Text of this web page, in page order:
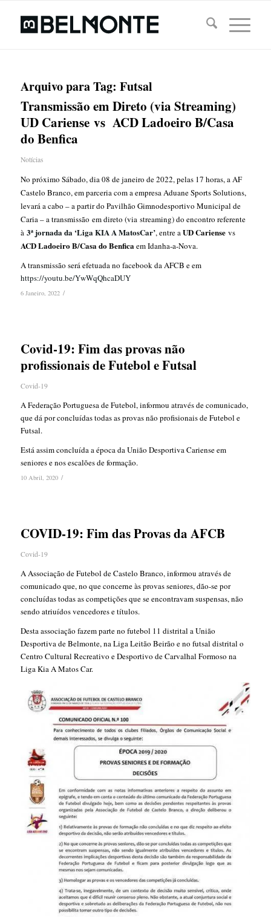
Arquivo para Tag: Futsal
Transmissão em Direto (via Streaming)
UD Cariense vs ACD Ladoeiro B/Casa
do Benfica
Notícias
No próximo Sábado, dia 08 de janeiro de 2022, pelas 17 horas, a AF
Castelo Branco, em parceria com a empresa Aduane Sports Solutions,
levará a cabo – a partir do Pavilhão Gimnodesportivo Municipal de
Caria – atransmissão em direto (via streaming) do encontro referente
à 3ª jornada da ‘Liga KIA A MatosCar’, entre aUD Cariensevs
ACD Ladoeiro B/Casa do Benficaem Idanha-a-Nova.
A transmissão será efetuada no facebook da AFCB e em
https://youtu.be/YwWqQhcaDUY
6 Janeiro, 2022 /
Covid-19: Fim das provas não
profissionais de Futebol e Futsal
Covid-19
A Federação Portuguesa de Futebol, informou através de comunicado,
que dá por concluídas todas as provas não profisionais de Futebol e
Futsal.
Está assim concluída a época da União Desportiva Cariense em
seniores e nos escalões de formação.
10 Abril, 2020 /
COVID-19: Fim das Provas da AFCB
Covid-19
A Associação de Futebol de Castelo Branco, informou através de
comunicado que, no que concerne às provas seniores, dão-se por
concluídas todas as competições que se encontravam suspensas, não
sendo atriuídos vencedores e títulos.
Desta associação fazem parte no futebol 11 distrital a União
Desportiva de Belmonte, na Liga Leitão Beirão e no futsal distrital o
Centro Cultural Recreativo e Desportivo de Carvalhal Formoso na
Liga Kia A Matos Car.